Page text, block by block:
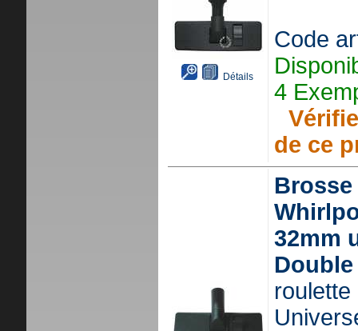
Détails
Code
4
de ce
32mm